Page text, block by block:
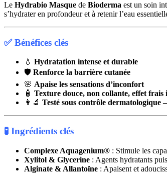
Le Hydrabio Masque de Bioderma est un soin
s’hydrater en profondeur et à retenir l’eau
✅ Bénéfices clés
💧 Hydratation intense et durable
🛡️ Renforce la barrière cutanée
🌸 Apaise les sensations d’inconfort
🧴 Texture douce, non collante, effet frais
👩‍🔬 Testé sous contrôle dermatologique
🧪 Ingrédients clés
Complexe Aquagenium® : Stimule les
Xylitol & Glycerine : Agents hydratants
Alginate & Allantoïne : Apaisent et